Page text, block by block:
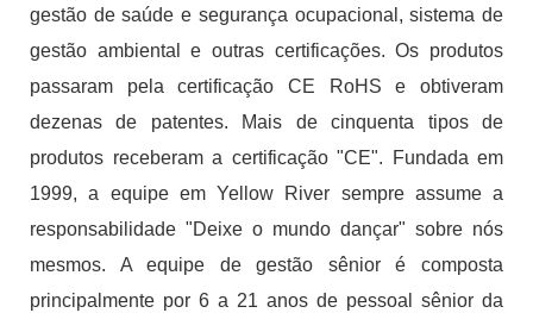
gestão de saúde e segurança ocupacional, sistema de
gestão ambiental e outras certificações. Os produtos
passaram pela certificação CE RoHS e obtiveram
dezenas de patentes. Mais de cinquenta tipos de
produtos receberam a certificação "CE". Fundada em
1999, a equipe em Yellow River sempre assume a
responsabilidade "Deixe o mundo dançar" sobre nós
mesmos. A equipe de gestão sênior é composta
principalmente por 6 a 21 anos de pessoal sênior da